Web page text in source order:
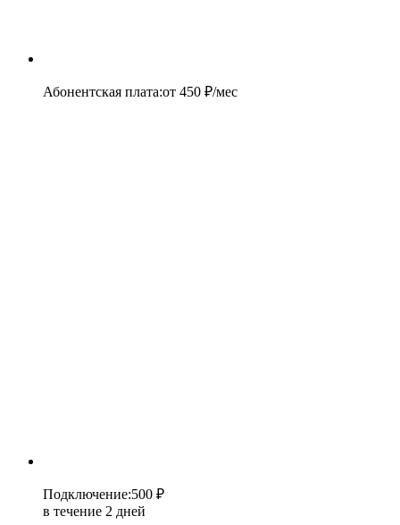
Абонентская плата:от 450 ₽/мес
Подключение:500 ₽
в течение 2 дней